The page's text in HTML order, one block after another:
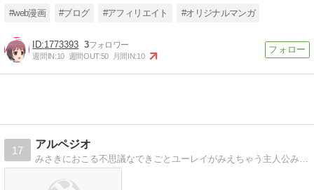
#web漫画 #ブログ #アフィリエイト #オリジナルマンガ
1773393 3
週間IN:10 週間OUT:50 月間IN:10
17
アルペジオ